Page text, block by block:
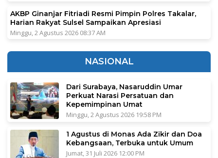
AKBP Ginanjar Fitriadi Resmi Pimpin Polres Takalar,
Harian Rakyat Sulsel Sampaikan Apresiasi
Minggu, 2 Agustus 2026 08:37 AM
NASIONAL
Dari Surabaya, Nasaruddin Umar
Perkuat Narasi Persatuan dan
Kepemimpinan Umat
Minggu, 2 Agustus 2026 19:58 PM
1 Agustus di Monas Ada Zikir dan Doa
Kebangsaan, Terbuka untuk Umum
Jumat, 31 Juli 2026 12:00 PM